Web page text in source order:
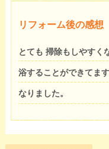
リフォーム後の感想
とても 掃除もしやすく
浴することができてま
なりました。